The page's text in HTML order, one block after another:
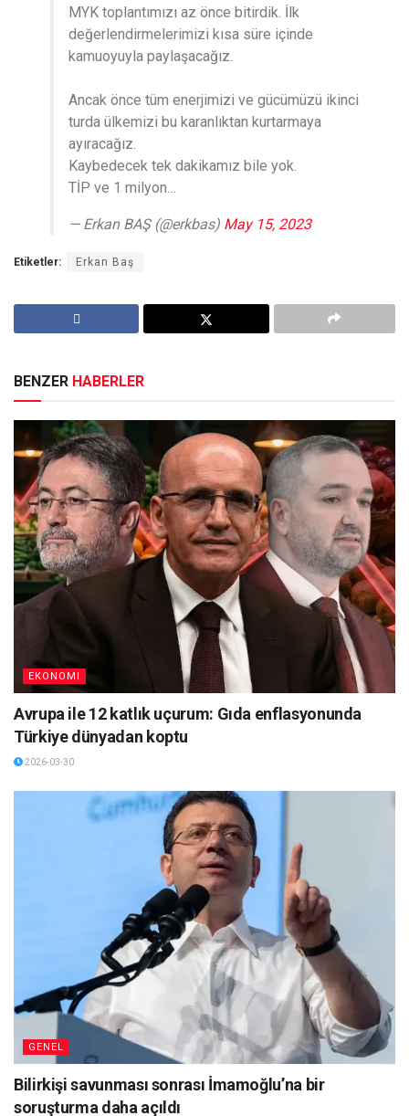
MYK toplantımızı az önce bitirdik. İlk
değerlendirmelerimizi kısa süre içinde
kamuoyuyla paylaşacağız.
Ancak önce tüm enerjimizi ve gücümüzü ikinci
turda ülkemizi bu karanlıktan kurtarmaya
ayıracağız.
Kaybedecek tek dakikamız bile yok.
TİP ve 1 milyon…
— Erkan BAŞ (@erkbas) May 15, 2023
Etiketler: Erkan Baş
BENZER HABERLER
EKONOMI
Avrupa ile 12 katlık uçurum: Gıda enflasyonunda
Türkiye dünyadan koptu
2026-03-30
GENEL
Bilirkişi savunması sonrası İmamoğlu’na bir
soruşturma daha açıldı